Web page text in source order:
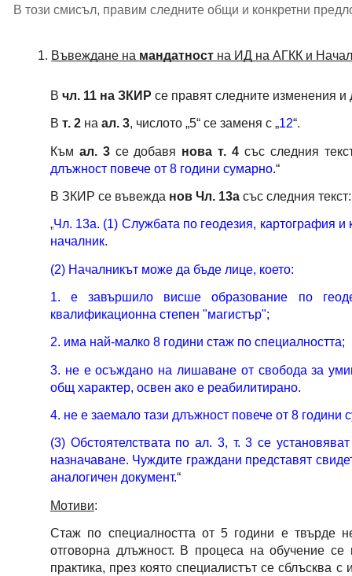
В този смисъл, правим следните общи и конкретни
Въвеждане на мандатност на ИД на АГКК и
В чл. 11 на ЗКИР се правят следните изменения
В т. 2на ал. 3, числото „5“ се заменя с „12“.
Към ал. 3се добавя нова т. 4 със следния
длъжност повече от 8 години сумарно.“
В ЗКИР се въвежда нов Чл. 13асъс следния текст:
„Чл. 13а. (1) Службата по геодезия, картография и
началник.
(2) Началникът може да бъде лице, което:
1. е завършило висше образование по
квалификационна степен "магистър";
2. има най-малко 8 години стаж по специалността;
3. не е осъждано на лишаване от свобода за
общ характер, освен ако е реабилитирано.
4. не е заемало тази длъжност повече от 8 години
(3) Обстоятелствата по ал. 3, т. 3 се
назначаване. Чуждите граждани представят
аналогичен документ.“
Мотиви:
Стаж по специалността от 5 години е твърде
отговорна длъжност. В процеса на обучение
практика, през която специалистът се сблъсква